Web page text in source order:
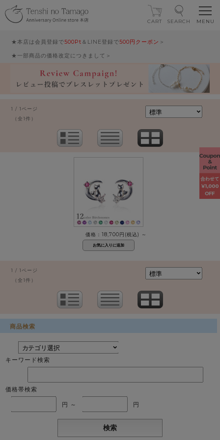
★本店は会員登録で500Pt ＆LINE登録で500円クーポン ＞
★一部商品の価格改定につきまして＞
CART SEARCH
1 / 1ページ
（全1件）
価格：18,700円(税込) ～
1 / 1ページ
（全1件）
商品検索
キーワード検索
価格帯検索
円 ～ 円